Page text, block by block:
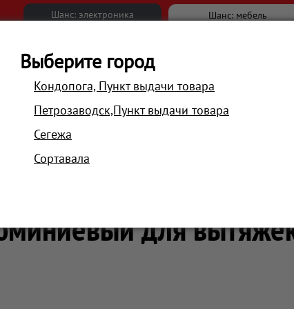
Шанс: электроника Шанс: мебель
АКЦИИ
Фильтр
для
Выберите город
Кондопога, Пункт выдачи товара
Петрозаводск,Пункт выдачи товара
Сегежа
Сортавала